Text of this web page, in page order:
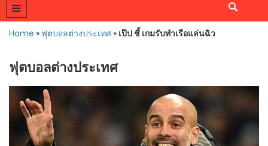
Home » ฟุตบอลต่างประเทศ » เป๊ป ชี้ เกมรับทำเรือแล่นฉิว
ฟุตบอลต่างประเทศ